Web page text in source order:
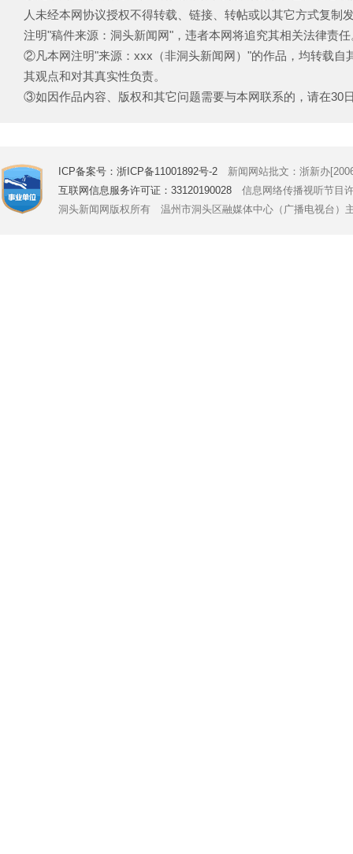
人未经本网协议授权不得转载、链接、转帖或以其它方式复
注明"稿件来源：洞头新闻网"，违者本网将追究其相关法律责任
②凡本网注明"来源：xxx（非洞头新闻网）"的作品，均转载自
其观点和对其真实性负责。
③如因作品内容、版权和其它问题需要与本网联系的，请在30
ICP备案号：浙ICP备11001892号-2 新闻网站批文：浙新办
互联网信息服务许可证：33120190028 信息网络传播视听节目
洞头新闻网版权所有 温州市洞头区融媒体中心（广播电视台）